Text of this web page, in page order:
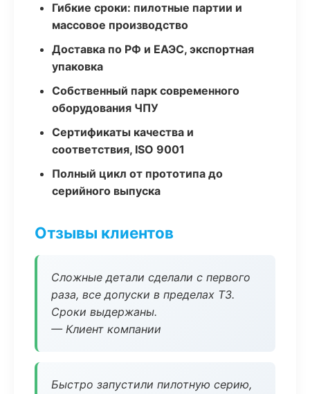
Гибкие сроки: пилотные партии и
массовое производство
Доставка по РФ и ЕАЭС, экспортная
упаковка
Собственный парк современного
оборудования ЧПУ
Сертификаты качества и
соответствия, ISO 9001
Полный цикл от прототипа до
серийного выпуска
Отзывы клиентов
Сложные детали сделали с первого
раза, все допуски в пределах ТЗ.
Сроки выдержаны.
— Клиент компании
Быстро запустили пилотную серию,